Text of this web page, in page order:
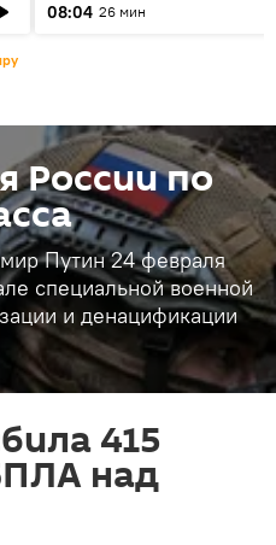
Æхсары куыстыты равдыст
08:04 26 мин
России по
Путин 24 февраля
специальной военной
и денацификации
415
над